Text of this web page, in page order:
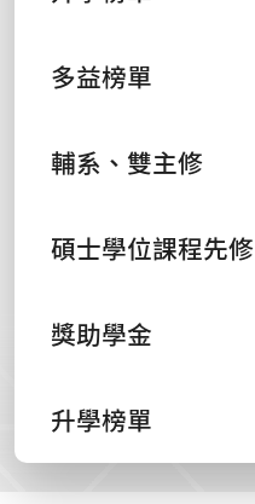
多益榜單
輔系、雙主修
碩士學位課程先修
獎助學金
升學榜單